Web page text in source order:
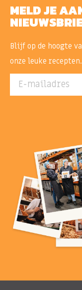
MELD JE
Blijf op de hoogte
onze leuke recepten.
E-mailadres